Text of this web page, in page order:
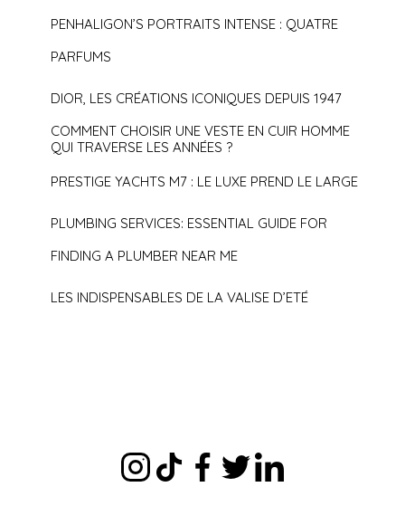
PENHALIGON’S PORTRAITS INTENSE : QUATRE
PARFUMS
DIOR, LES CRÉATIONS ICONIQUES DEPUIS 1947
COMMENT CHOISIR UNE VESTE EN CUIR HOMME
QUI TRAVERSE LES ANNÉES ?
PRESTIGE YACHTS M7 : LE LUXE PREND LE LARGE
PLUMBING SERVICES: ESSENTIAL GUIDE FOR
FINDING A PLUMBER NEAR ME
LES INDISPENSABLES DE LA VALISE D’ETÉ